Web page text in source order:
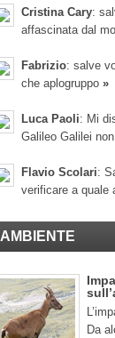
Cristina Cary:
affascinata dal
Fabrizio: salve
che aplogruppo »
Luca Paoli: Mi
Galileo Galilei
Flavio Scolari:
verificare a quale
AMBIENTE
Da